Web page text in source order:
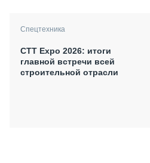
Спецтехника
СТТ Expo 2026: итоги
главной встречи всей
строительной отрасли